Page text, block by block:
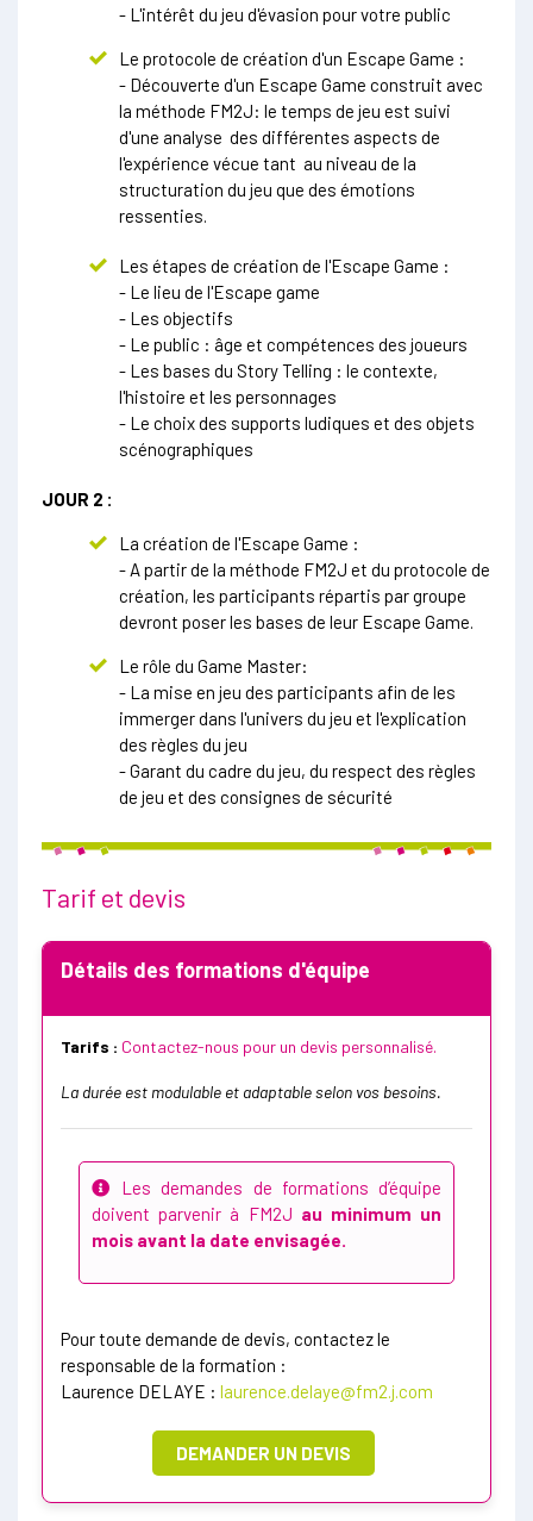
- L'intérêt du jeu d'évasion pour votre public
Le protocole de création d'un Escape Game :
- Découverte d'un Escape Game construit avec
la méthode FM2J: le temps de jeu est suivi
d'une analyse des différentes aspects de
l'expérience vécue tant au niveau de la
structuration du jeu que des émotions
ressenties.
Les étapes de création de l'Escape Game :
- Le lieu de l'Escape game
- Les objectifs
- Le public : âge et compétences des joueurs
- Les bases du Story Telling : le contexte,
l'histoire et les personnages
- Le choix des supports ludiques et des objets
scénographiques
JOUR 2 :
La création de l'Escape Game :
- A partir de la méthode FM2J et du protocole de
création, les participants répartis par groupe
devront poser les bases de leur Escape Game.
Le rôle du Game Master:
- La mise en jeu des participants afin de les
immerger dans l'univers du jeu et l'explication
des règles du jeu
- Garant du cadre du jeu, du respect des règles
de jeu et des consignes de sécurité
Tarif et devis
Détails des formations d'équipe
Tarifs : Contactez-nous pour un devis personnalisé.
La durée est modulable et adaptable selon vos besoins.
Les demandes de formations d’équipe
doivent parvenir à FM2J au minimum un
mois avant la date envisagée.
Pour toute demande de devis, contactez le
responsable de la formation :
Laurence DELAYE : laurence.delaye@fm2.j.com
DEMANDER UN DEVIS